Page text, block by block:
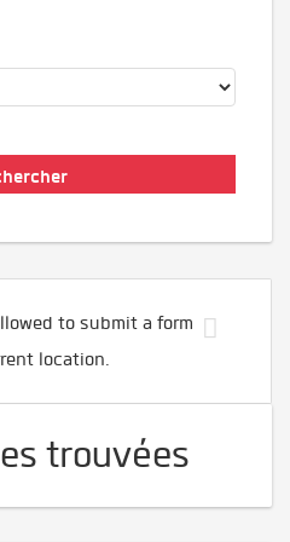
to submit a form
location.
trouvées